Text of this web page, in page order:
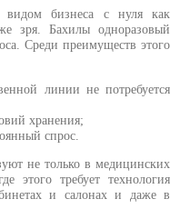
видом бизнеса с нуля как
зря. Бахилы одноразовый
Среди преимуществ этого
линии не потребуется
хранения;
спрос.
не только в медицинских
этого требует технология
и салонах и даже в